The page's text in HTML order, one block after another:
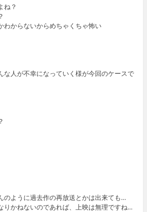
ね？
わからないからめちゃくちゃ怖い
な人が不幸になっていく様が今回のケースで
のように過去作の再放送とかは出来ても…
りかねないのであれば、上映は無理ですね…